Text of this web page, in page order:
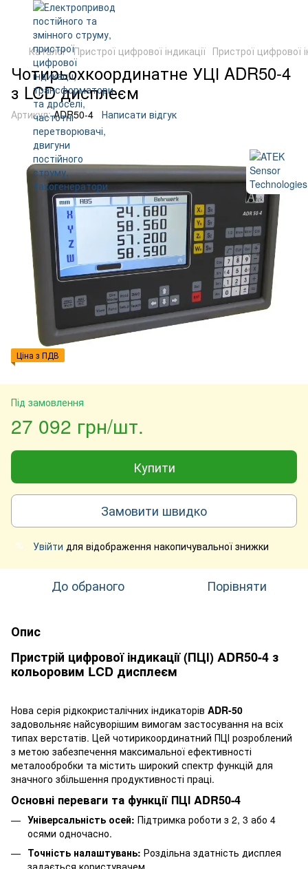
Каталог Пристрої цифрової індикації Пристрої цифрової
Чотирьохкоординатне УЦІ ADR50-4
з LCD дисплеєм
Артикул:ADR50-4 Написати відгук
Ціна з ПДВ
Під замовлення
27 092 грн/шт.
Купити
Замовити швидко
% Увійти для відображення накопичувальної знижки
До обраного Порівняти
Опис
Пристрій цифрової індикації (ПЦІ) ADR50-4 з
кольоровим LCD дисплеєм
Нова серія рідкокристалічних індикаторів ADR-50
задовольняє найсуворішим вимогам застосування на всіх
типах верстатів. Цей чотирикоординатний ПЦІ розроблений
з метою забезпечення максимальної ефективності
металообробки та містить широкий спектр функцій для
значного збільшення продуктивності праці.
Основні переваги та функції ПЦІ ADR50-4
Універсальність осей: Підтримка роботи з 2, 3 або 4
осями одночасно.
Точність налаштувань: Роздільна здатність дисплея